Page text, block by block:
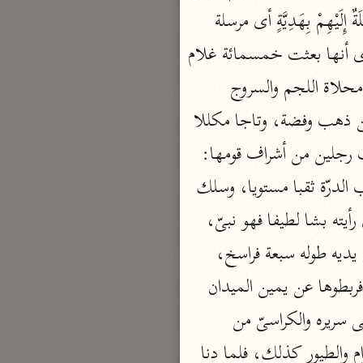
نحو مجلد
تيسير الكريم الرحمن
نحو ٤ مجلدات
أيسر التفاسير
أبو بكر الجزائري (١٤٣٩ هـ)
نحو ٣ مجلدات
القرآن – تدبّر وعمل
شركة الخبرات الذكية
نحو ٣ مجلدات
تفسير القرآن الكريم
ابن عثيمين (١٤٢١ هـ)
نحو ١٥ مجلدًا